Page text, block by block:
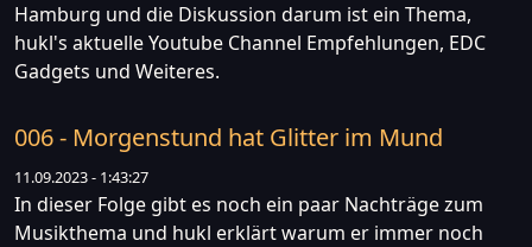
Hamburg und die Diskussion darum ist ein Thema,
hukl's aktuelle Youtube Channel Empfehlungen, EDC
Gadgets und Weiteres.
006 - Morgenstund hat Glitter im Mund
11.09.2023 - 1:43:27
In dieser Folge gibt es noch ein paar Nachträge zum
Musikthema und hukl erklärt warum er immer noch